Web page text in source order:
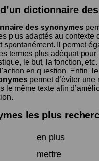
dictionnaire
des synonymes
plus adaptés au contexte
spontanément. Il permet
termes plus adéquat pour
le but, la fonction,
en question. Enfin, le
permet d’éviter une
le même texte afin
les plus
en plus
mettre